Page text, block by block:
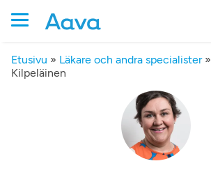
Etusivu » Läkare och andra specialister»
Kilpeläinen